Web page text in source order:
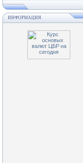
ИНФОРМАЦИЯ